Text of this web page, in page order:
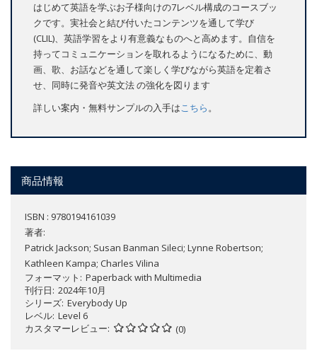
はじめて英語を学ぶお子様向けの7レベル構成のコースブッ
クです。実社会と結び付いたコンテンツを通して学び
(CLIL)、英語学習をより有意義なものへと高めます。自信を
持ってコミュニケーションを取れるようになるために、動
画、歌、お話などを通して楽しく学びながら英語を定着さ
せ、同時に発音や英文法 の強化を図ります
詳しい案内・無料サンプルの入手はこちら。
商品情報
ISBN : 9780194161039
著者:
Patrick Jackson; Susan Banman Sileci; Lynne Robertson;
Kathleen Kampa; Charles Vilina
フォーマット
Paperback with Multimedia
刊行日 2024年10月
シリーズ Everybody Up
レベル Level 6
カスタマーレビュー
(0)